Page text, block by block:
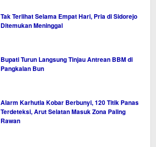
Tak Terlihat Selama Empat Hari, Pria di Sidorejo
Ditemukan Meninggal
Bupati Turun Langsung Tinjau Antrean BBM di
Pangkalan Bun
Alarm Karhutla Kobar Berbunyi, 120 Titik Panas
Terdeteksi, Arut Selatan Masuk Zona Paling
Rawan